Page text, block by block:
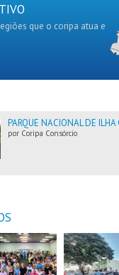
que o coripa atua e
PARQUE NACIONAL DE
por Coripa Consórcio